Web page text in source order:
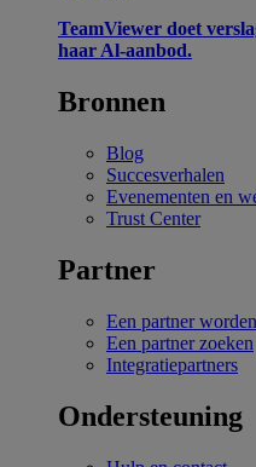
TeamViewer doet
haar Al-aanbod.
Bronnen
Blog
Succesverhalen
Evenementen en
Trust Center
Partner
Een partner worden
Een partner zoeken
Integratiepartners
Ondersteuning